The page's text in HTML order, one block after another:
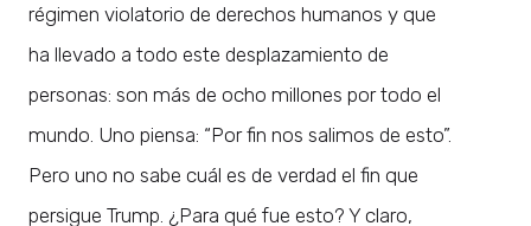
régimen violatorio de derechos humanos y que
ha llevado a todo este desplazamiento de
personas: son más de ocho millones por todo el
mundo. Uno piensa: “Por fin nos salimos de esto”.
Pero uno no sabe cuál es de verdad el fin que
persigue Trump. ¿Para qué fue esto? Y claro,